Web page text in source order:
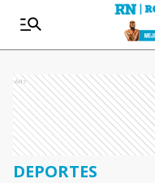
Ads
DEPORTES